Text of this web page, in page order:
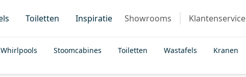
Toiletten Inspiratie Showrooms Klantenservice
Whirlpools Stoomcabines Toiletten Wastafels Kranen